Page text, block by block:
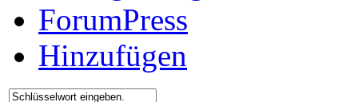
ForumPress
Hinzufügen